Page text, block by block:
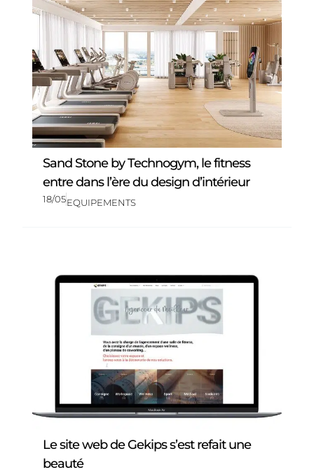
Sand Stone by Technogym, le fitness
entre dans l’ère du design d’intérieur
18/05EQUIPEMENTS
Le site web de Gekips s’est refait une
beauté